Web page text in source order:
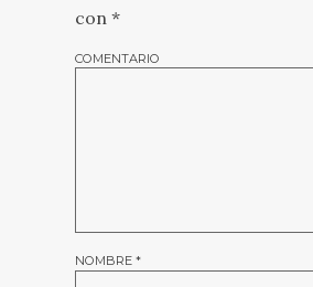
con *
COMENTARIO
NOMBRE *